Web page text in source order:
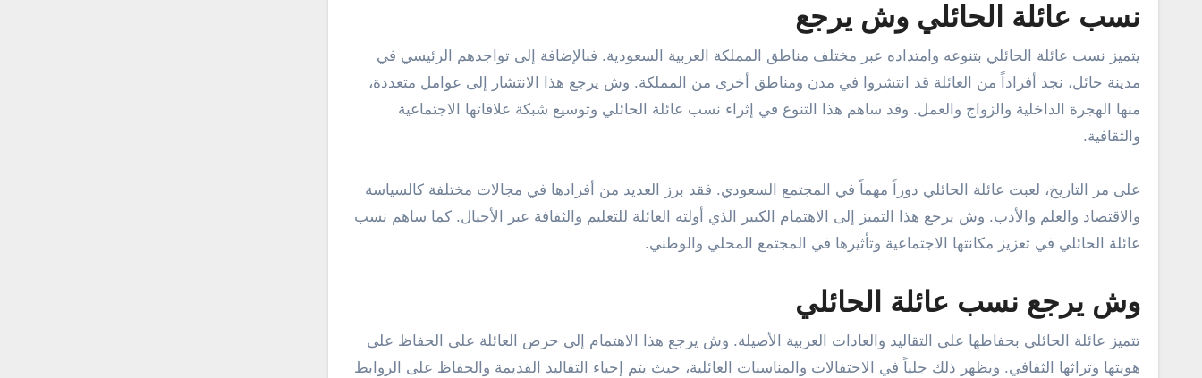
نسب عائلة الحائلي وش يرجع
يتميز نسب عائلة الحائلي بتنوعه وامتداده عبر مختلف مناطق المملكة العربية السعودية. فبالإضافة إلى تواجدهم الرئيسي في
مدينة حائل، نجد أفراداً من العائلة قد انتشروا في مدن ومناطق أخرى من المملكة. وش يرجع هذا الانتشار إلى عوامل متعددة،
منها الهجرة الداخلية والزواج والعمل. وقد ساهم هذا التنوع في إثراء نسب عائلة الحائلي وتوسيع شبكة علاقاتها الاجتماعية
والثقافية.
على مر التاريخ، لعبت عائلة الحائلي دوراً مهماً في المجتمع السعودي. فقد برز العديد من أفرادها في مجالات مختلفة كالسياسة
والاقتصاد والعلم والأدب. وش يرجع هذا التميز إلى الاهتمام الكبير الذي أولته العائلة للتعليم والثقافة عبر الأجيال. كما ساهم نسب
عائلة الحائلي في تعزيز مكانتها الاجتماعية وتأثيرها في المجتمع المحلي والوطني.
وش يرجع نسب عائلة الحائلي
تتميز عائلة الحائلي بحفاظها على التقاليد والعادات العربية الأصيلة. وش يرجع هذا الاهتمام إلى حرص العائلة على الحفاظ على
هويتها وتراثها الثقافي. ويظهر ذلك جلياً في الاحتفالات والمناسبات العائلية، حيث يتم إحياء التقاليد القديمة والحفاظ على الروابط